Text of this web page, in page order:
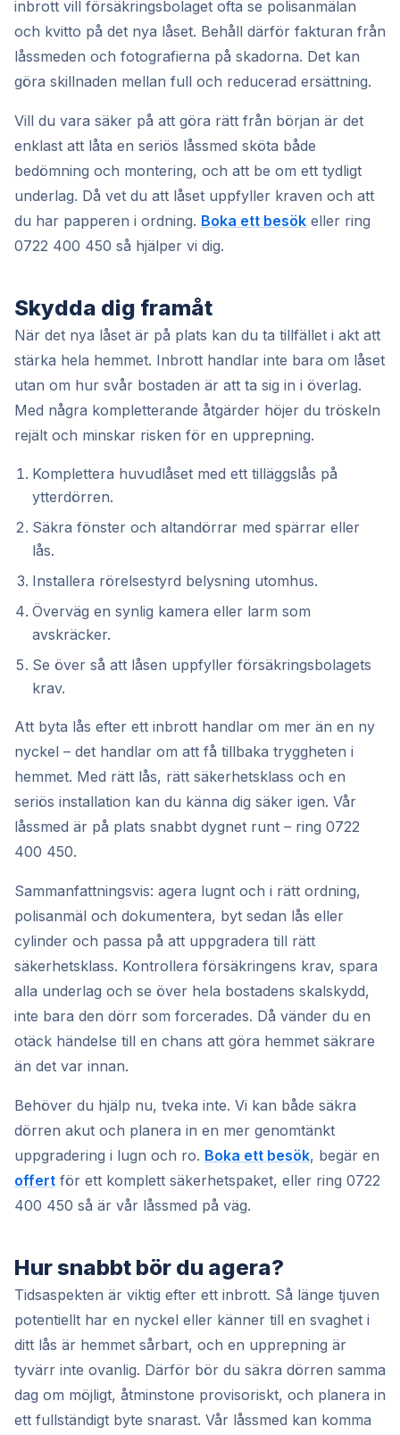
inbrott vill försäkringsbolaget ofta se polisanmälan
och kvitto på det nya låset. Behåll därför fakturan från
låssmeden och fotografierna på skadorna. Det kan
göra skillnaden mellan full och reducerad ersättning.
Vill du vara säker på att göra rätt från början är det
enklast att låta en seriös låssmed sköta både
bedömning och montering, och att be om ett tydligt
underlag. Då vet du att låset uppfyller kraven och att
du har papperen i ordning. Boka ett besök eller ring
0722 400 450 så hjälper vi dig.
Skydda dig framåt
När det nya låset är på plats kan du ta tillfället i akt att
stärka hela hemmet. Inbrott handlar inte bara om låset
utan om hur svår bostaden är att ta sig in i överlag.
Med några kompletterande åtgärder höjer du tröskeln
rejält och minskar risken för en upprepning.
Komplettera huvudlåset med ett tilläggslås på
ytterdörren.
Säkra fönster och altandörrar med spärrar eller
lås.
Installera rörelsestyrd belysning utomhus.
Överväg en synlig kamera eller larm som
avskräcker.
Se över så att låsen uppfyller försäkringsbolagets
krav.
Att byta lås efter ett inbrott handlar om mer än en ny
nyckel – det handlar om att få tillbaka tryggheten i
hemmet. Med rätt lås, rätt säkerhetsklass och en
seriös installation kan du känna dig säker igen. Vår
låssmed är på plats snabbt dygnet runt – ring 0722
400 450.
Sammanfattningsvis: agera lugnt och i rätt ordning,
polisanmäl och dokumentera, byt sedan lås eller
cylinder och passa på att uppgradera till rätt
säkerhetsklass. Kontrollera försäkringens krav, spara
alla underlag och se över hela bostadens skalskydd,
inte bara den dörr som forcerades. Då vänder du en
otäck händelse till en chans att göra hemmet säkrare
än det var innan.
Behöver du hjälp nu, tveka inte. Vi kan både säkra
dörren akut och planera in en mer genomtänkt
uppgradering i lugn och ro. Boka ett besök, begär en
offert för ett komplett säkerhetspaket, eller ring 0722
400 450 så är vår låssmed på väg.
Hur snabbt bör du agera?
Tidsaspekten är viktig efter ett inbrott. Så länge tjuven
potentiellt har en nyckel eller känner till en svaghet i
ditt lås är hemmet sårbart, och en upprepning är
tyvärr inte ovanlig. Därför bör du säkra dörren samma
dag om möjligt, åtminstone provisoriskt, och planera in
ett fullständigt byte snarast. Vår låssmed kan komma